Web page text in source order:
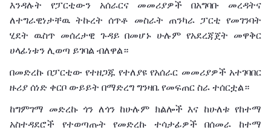
እንዳሉት የፓርቲውን አሰራርና መመሪያዎች በአግባቡ መረዳትና
ለተግራዊነታቸዉ ትኩረት ሰጥቶ መስራት ጠንካራ ፓርቲ የመገንባት
ሂደት ዉስጥ መሰረታዊ ጉዳይ በመሆኑ ሁሉም የአደረጃጀት መዋቅር
ሀላፊነቱን ሊወጣ ይገባል ብለዋል።
በመድረኩ በፓርቲው የተዘጋጁ የተለያዩ የአሰራር መመሪያዎች አተገባበር
ዙሪያ ሰነድ ቀርቦ ውይይት በማድረግ ግንዛቤ የመፍጠር ስራ ተሰርቷል።
ከግምገማ መድረኩ ጎን ለጎን ከሁሉም ክልሎች እና ከሁለቱ የከተማ
አስተዳደሮች የተወጣጡት የመድረኩ ተሳታፊዎች በሰመራ ከተማ